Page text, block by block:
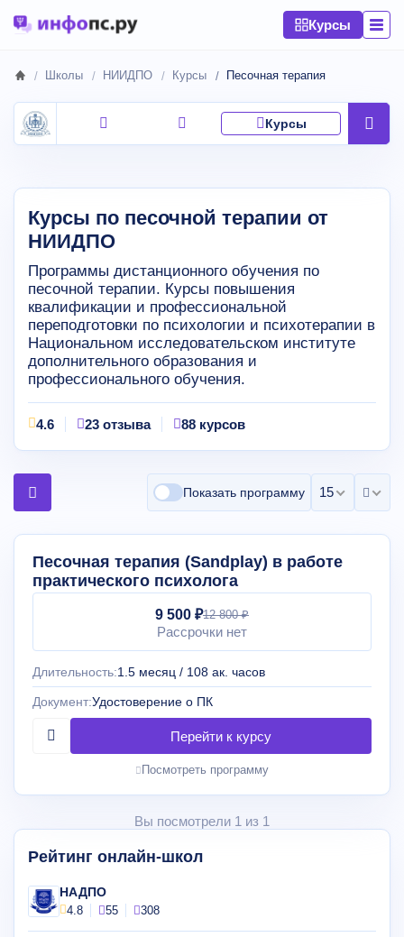
Курсы
Школы НИИДПО Курсы Песочная терапия
Курсы по песочной терапии от
НИИДПО
Программы дистанционного обучения по
песочной терапии. Курсы повышения
квалификации и профессиональной
переподготовки по психологии и психотерапии в
Национальном исследовательском институте
дополнительного образования и
профессионального обучения.
4.6 23 отзыва 88 курсов
Показать программу 15 на
Песочная терапия (Sandplay) в работе
практического психолога
9 500 ₽12 800 ₽
Рассрочки нет
Длительность:1.5 месяц / 108 ак. часов
Документ:Удостоверение о ПК
Посмотреть программу
Вы посмотрели 1 из 1
Курсы
Рейтинг онлайн-школ
НАДПО
4.8 55 308